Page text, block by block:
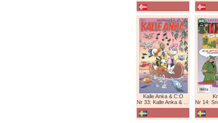
Kalle Anka & C:O
Nr 33: Kalle Anka & C:O
Nr 14: